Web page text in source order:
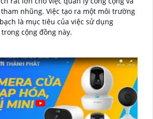
nhũng. Việc tạo ra một môi trường
là mục tiêu của việc sử dụng
cộng đồng này.